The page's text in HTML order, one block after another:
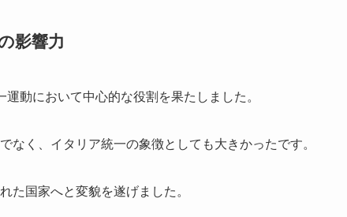
影響力
動において中心的な役割を果たしました。
く、イタリア統一の象徴としても大きかったです。
た国家へと変貌を遂げました。